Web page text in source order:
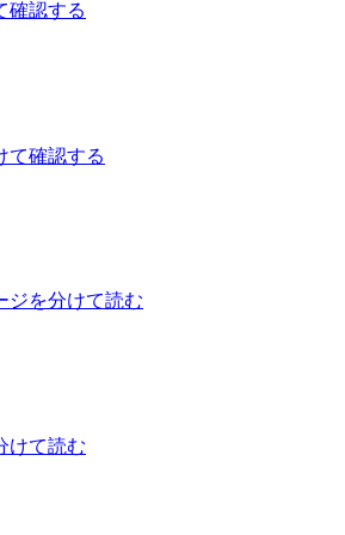
確認する
て確認する
ジを分けて読む
けて読む